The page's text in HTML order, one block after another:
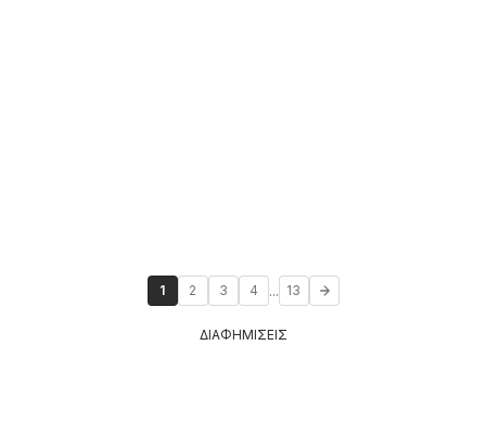
1 2 3 4 ... 13
ΔΙΑΦΗΜΙΣΕΙΣ